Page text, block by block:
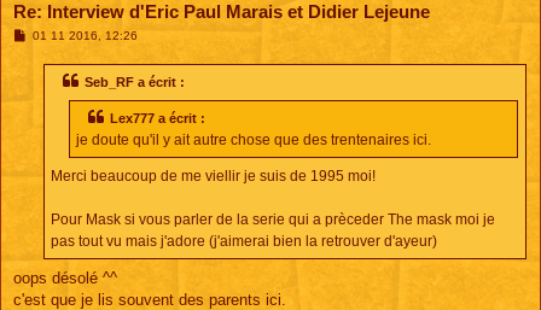
Re: Interview d'Eric Paul Marais et Didier Lejeune
M01 11 2016, 12:26
Seb_RF a écrit :
Lex777 a écrit :
je doute qu'il y ait autre chose que des trentenaires ici.
Merci beaucoup de me viellir je suis de 1995 moi!
Pour Mask si vous parler de la serie qui a prèceder The mask moi je
pas tout vu mais j'adore (j'aimerai bien la retrouver d'ayeur)
oops désolé ^^
c'est que je lis souvent des parents ici.